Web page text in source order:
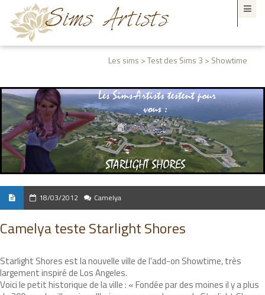
Les sims > Test des Sims 3 > Showtime
18/03/2012 Camelya
Camelya teste Starlight Shores
Starlight Shores est la nouvelle ville de l'add-on Showtime, très
largement inspiré de Los Angeles.
Voici le petit historique de la ville : « Fondée par des moines il y a plus